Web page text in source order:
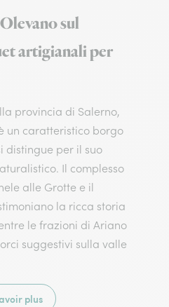
sul
artigianali per
provincia di Salerno,
un caratteristico borgo
distingue per il suo
Il complesso
alle Grotte e il
la ricca storia
le frazioni di Ariano
suggestivi sulla valle
plus